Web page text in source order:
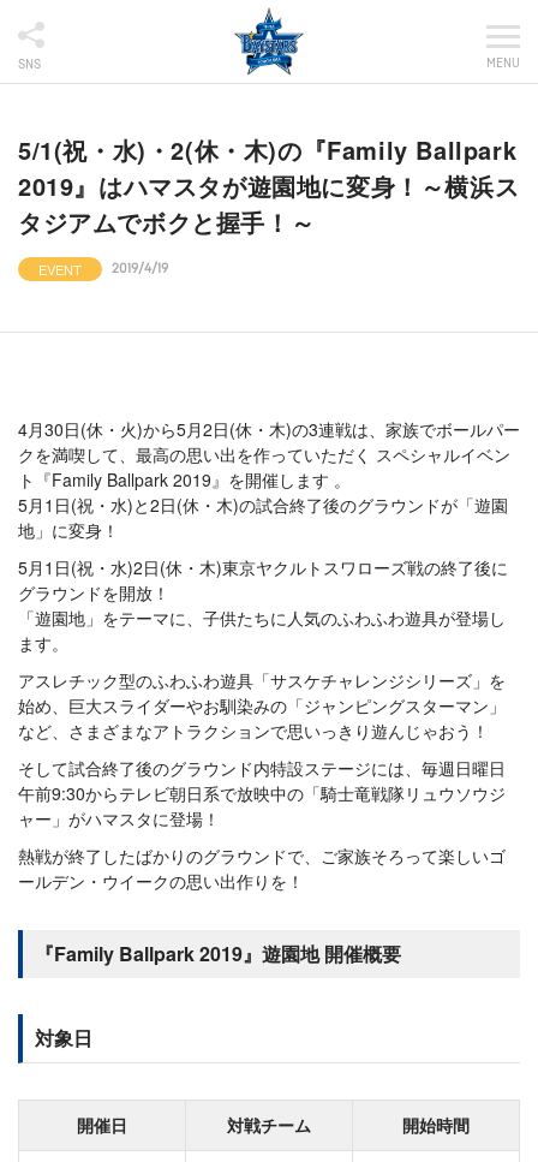
SNS MENU
5/1(祝・水)・2(休・木)の『Family Ballpark
2019』はハマスタが遊園地に変身！～横浜ス
タジアムでボクと握手！～
EVENT 2019/4/19
4月30日(休・火)から5月2日(休・木)の3連戦は、家族でボールパー
クを満喫して、最高の思い出を作っていただく スペシャルイベン
ト『Family Ballpark 2019』を開催します 。
5月1日(祝・水)と2日(休・木)の試合終了後のグラウンドが「遊園
地」に変身！
5月1日(祝・水)2日(休・木)東京ヤクルトスワローズ戦の終了後に
グラウンドを開放！
「遊園地」をテーマに、子供たちに人気のふわふわ遊具が登場し
ます。
アスレチック型のふわふわ遊具「サスケチャレンジシリーズ」を
始め、巨大スライダーやお馴染みの「ジャンピングスターマン」
など、さまざまなアトラクションで思いっきり遊んじゃおう！
そして試合終了後のグラウンド内特設ステージには、毎週日曜日
午前9:30からテレビ朝日系で放映中の「騎士竜戦隊リュウソウジ
ャー」がハマスタに登場！
熱戦が終了したばかりのグラウンドで、ご家族そろって楽しいゴ
ールデン・ウイークの思い出作りを！
『Family Ballpark 2019』遊園地 開催概要
対象日
開催日 対戦チーム 開始時間